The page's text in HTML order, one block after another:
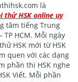
là
thử HSK online uy
tâm tiếng Trung
HCM. Mỗi ngày
HSK mới từ HSK
quen với các dạng
phần thi HSK nghe
Viết. Mỗi phần